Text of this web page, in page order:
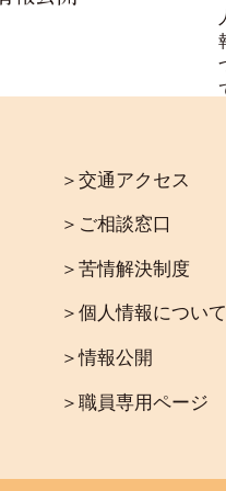
＞交通アクセス
＞ご相談窓口
＞苦情解決制度
＞個人情報について
＞情報公開
＞職員専用ページ